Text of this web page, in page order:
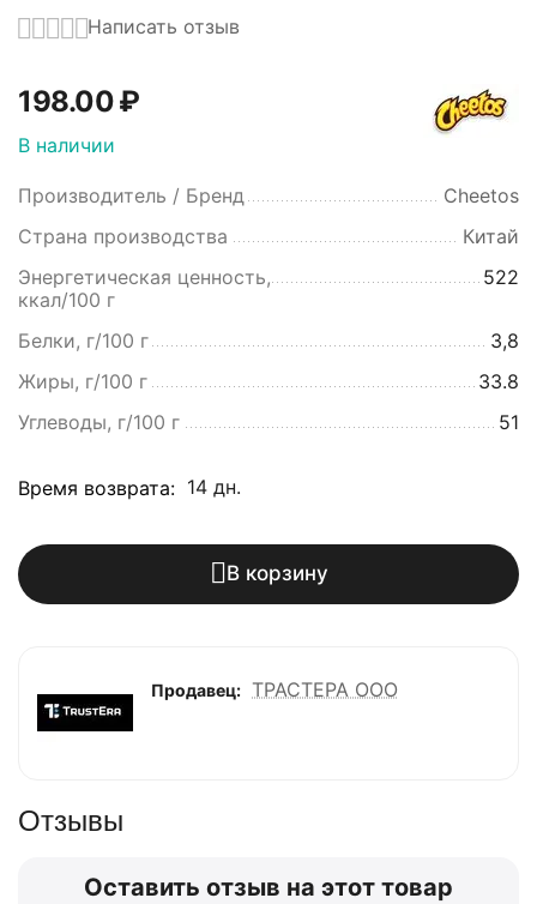
Написать отзыв
198.00₽
В наличии
Производитель / Бренд
Cheetos
Страна производства
Китай
Энергетическая ценность,
ккал/100 г
522
Белки, г/100 г
3,8
Жиры, г/100 г
33.8
Углеводы, г/100 г
51
Время возврата: 14 дн.
В корзину
Продавец: ТРАСТЕРА ООО
Отзывы
Оставить отзыв на этот товар